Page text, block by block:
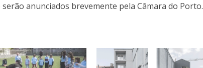
anunciados brevemente pela Câmara do Porto.